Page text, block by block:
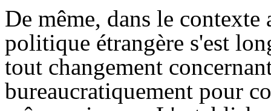
De même, dans le
politique étrangère s'est
tout changement
bureaucratiquement pour